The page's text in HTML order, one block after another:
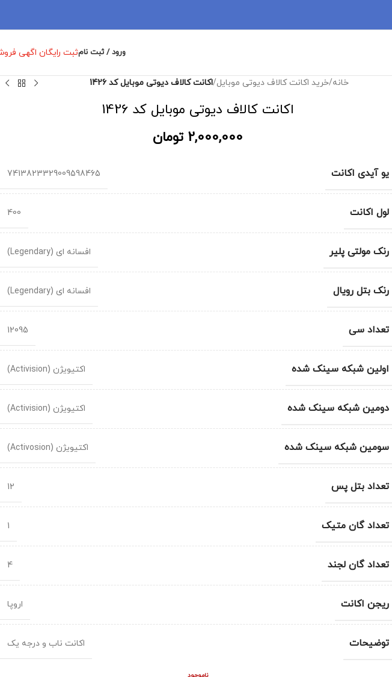
ورود / ثبت نامثبت رایگان اگهی
خانه/خرید اکانت کالاف دیوتی موبایل/اکانت کالاف دیوتی موبایل کد 1426
اکانت کالاف دیوتی موبایل کد 1426
2,000,000 تومان
یو آیدی اکانت 7413823329009598465
لول اکانت 400
رنک مولتی پلیر افسانه ای (Legendary)
رنک بتل رویال افسانه ای (Legendary)
تعداد سی 12095
اولین شبکه سینک شده اکتیویژن (Activision)
دومین شبکه سینک شده اکتیویژن (Activision)
سومین شبکه سینک شده اکتیویژن (Activosion)
تعداد بتل پس 12
تعداد گان متیک 1
تعداد گان لجند 4
ریجن اکانت اروپا
توضیحات اکانت ناب و درجه یک